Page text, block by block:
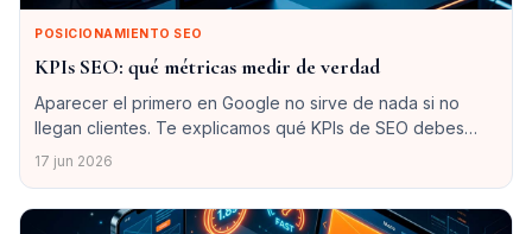
POSICIONAMIENTO SEO
KPIs SEO: qué métricas medir de verdad
Aparecer el primero en Google no sirve de nada si no
llegan clientes. Te explicamos qué KPIs de SEO debes
medir de verdad y cuáles son métricas de vanidad que
17 jun 2026